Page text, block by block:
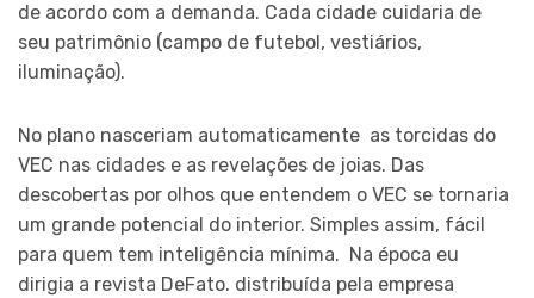
de acordo com a demanda. Cada cidade cuidaria de
seu patrimônio (campo de futebol, vestiários,
iluminação).
No plano nasceriam automaticamente as torcidas do
VEC nas cidades e as revelações de joias. Das
descobertas por olhos que entendem o VEC se tornaria
um grande potencial do interior. Simples assim, fácil
para quem tem inteligência mínima. Na época eu
dirigia a revista DeFato. distribuída pela empresa